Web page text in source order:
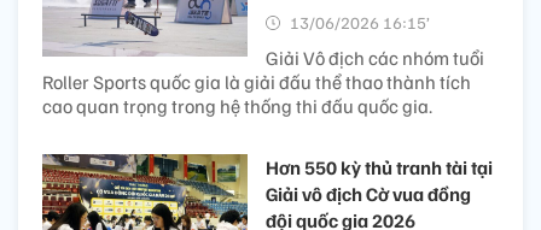
13/06/2026 16:15’
Giải Vô địch các nhóm tuổi
Roller Sports quốc gia là giải đấu thể thao thành tích
cao quan trọng trong hệ thống thi đấu quốc gia.
Hơn 550 kỳ thủ tranh tài tại
Giải vô địch Cờ vua đồng
đội quốc gia 2026